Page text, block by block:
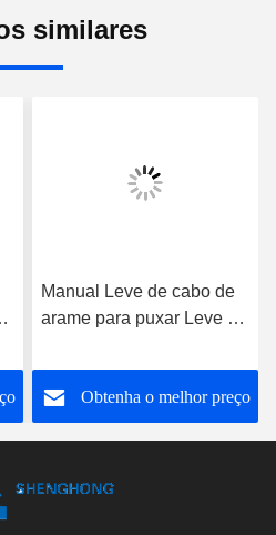
similares
Manual Leve de cabo de
arame para puxar Leve de
corpo de alumínio para
elevação de canteiros de
obras
Obtenha o melhor preço